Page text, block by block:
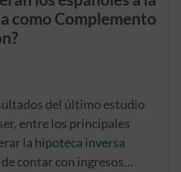
como Complemento
del último estudio
entre los principales
la hipoteca inversa
contar con ingresos